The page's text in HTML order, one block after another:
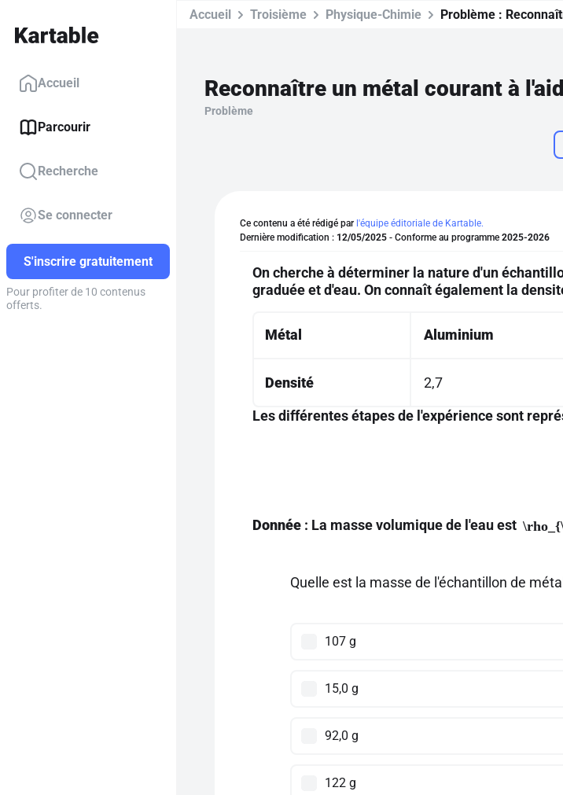
Accueil
Parcourir
Recherche
Se connecter
S'inscrire gratuitement
Pour profiter de 10 contenus
offerts.
Accueil Troisième Physique-Chimie Problème :
Reconnaître un métal courant à
Problème
Ce contenu a été rédigé par l'équipe éditoriale de Kartable.
Dernière modification : 12/05/2025 - Conforme au programme 2025-2026
On cherche à déterminer la nature d'un
graduée et d'eau. On connaît également la
Métal Aluminium
Densité 2,7
Les différentes étapes de l'expérience sont
Donnée : La masse volumique de l'eau est
Quelle est la masse de l'échantillon de
107 g
15,0 g
92,0 g
122 g